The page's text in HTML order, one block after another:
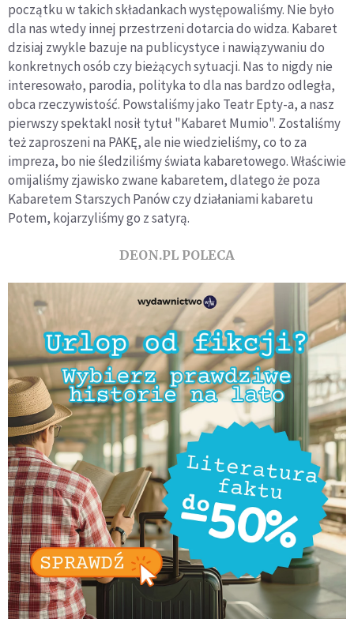
początku w takich składankach występowaliśmy. Nie było
dla nas wtedy innej przestrzeni dotarcia do widza. Kabaret
dzisiaj zwykle bazuje na publicystyce i nawiązywaniu do
konkretnych osób czy bieżących sytuacji. Nas to nigdy nie
interesowało, parodia, polityka to dla nas bardzo odległa,
obca rzeczywistość. Powstaliśmy jako Teatr Epty-a, a nasz
pierwszy spektakl nosił tytuł "Kabaret Mumio". Zostaliśmy
też zaproszeni na PAKĘ, ale nie wiedzieliśmy, co to za
impreza, bo nie śledziliśmy świata kabaretowego. Właściwie
omijaliśmy zjawisko zwane kabaretem, dlatego że poza
Kabaretem Starszych Panów czy działaniami kabaretu
Potem, kojarzyliśmy go z satyrą.
DEON.PL POLECA